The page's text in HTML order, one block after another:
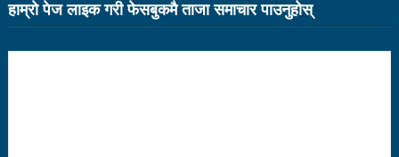
चेपिण्डे खोलाले बगाएर ६ वर्षीय बालकको मृत्यु
नेपालको आर्थिक सामाजिक विकास नै चीनको उत्कट चाहना
हाम्राे पेज लाइक गरी फेसबुकमै ताजा समाचार पाउनुहाेस्